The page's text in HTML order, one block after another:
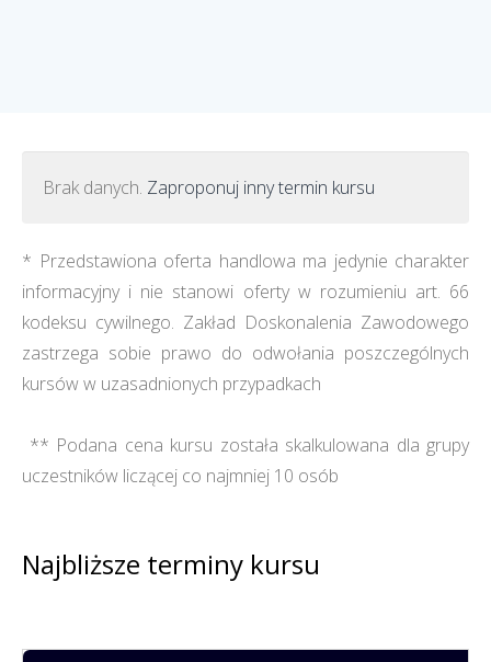
Brak danych. Zaproponuj inny termin kursu
* Przedstawiona oferta handlowa ma jedynie charakter
informacyjny i nie stanowi oferty w rozumieniu art. 66
kodeksu cywilnego. Zakład Doskonalenia Zawodowego
zastrzega sobie prawo do odwołania poszczególnych
kursów w uzasadnionych przypadkach
** Podana cena kursu została skalkulowana dla grupy
uczestników liczącej co najmniej 10 osób
Najbliższe terminy kursu